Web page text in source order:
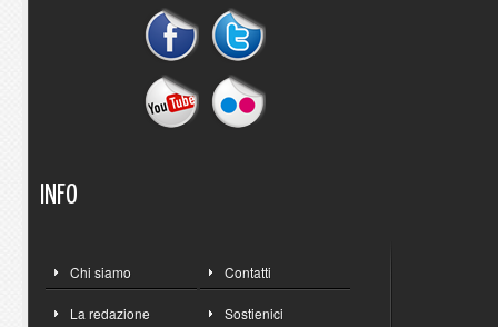
INFO
Chi siamo Contatti
La redazione Sostienici